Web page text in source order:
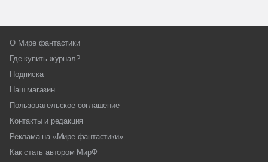
О Мире фантастики
Где купить журнал?
Подписка
Наш магазин
Пользовательское соглашение
Контакты и редакция
Реклама на «Мире фантастики»
Как стать автором МирФ